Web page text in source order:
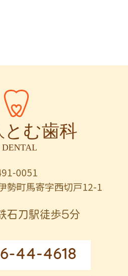
0051
勢町馬寄字西切戸12-1
石刀駅徒歩5分
44-4618